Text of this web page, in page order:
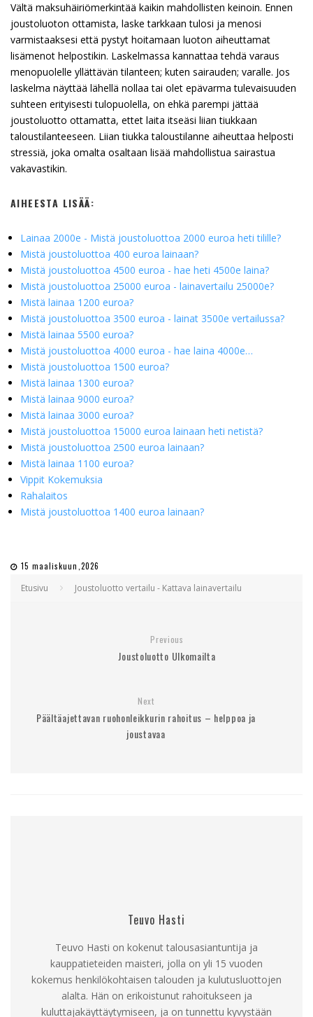
Vältä maksuhäiriömerkintää kaikin mahdollisten keinoin. Ennen
joustoluoton ottamista, laske tarkkaan tulosi ja menosi
varmistaaksesi että pystyt hoitamaan luoton aiheuttamat
lisämenot helpostikin. Laskelmassa kannattaa tehdä varaus
menopuolelle yllättävän tilanteen; kuten sairauden; varalle. Jos
laskelma näyttää lähellä nollaa tai olet epävarma tulevaisuuden
suhteen erityisesti tulopuolella, on ehkä parempi jättää
joustoluotto ottamatta, ettet laita itseäsi liian tiukkaan
taloustilanteeseen. Liian tiukka taloustilanne aiheuttaa helposti
stressiä, joka omalta osaltaan lisää mahdollistua sairastua
vakavastikin.
AIHEESTA LISÄÄ:
Lainaa 2000e - Mistä joustoluottoa 2000 euroa heti tilille?
Mistä joustoluottoa 400 euroa lainaan?
Mistä joustoluottoa 4500 euroa - hae heti 4500e laina?
Mistä joustoluottoa 25000 euroa - lainavertailu 25000e?
Mistä lainaa 1200 euroa?
Mistä joustoluottoa 3500 euroa - lainat 3500e vertailussa?
Mistä lainaa 5500 euroa?
Mistä joustoluottoa 4000 euroa - hae laina 4000e…
Mistä joustoluottoa 1500 euroa?
Mistä lainaa 1300 euroa?
Mistä lainaa 9000 euroa?
Mistä lainaa 3000 euroa?
Mistä joustoluottoa 15000 euroa lainaan heti netistä?
Mistä joustoluottoa 2500 euroa lainaan?
Mistä lainaa 1100 euroa?
Vippit Kokemuksia
Rahalaitos
Mistä joustoluottoa 1400 euroa lainaan?
15 maaliskuun,2026
Etusivu Joustoluotto vertailu - Kattava lainavertailu
Previous
Joustoluotto Ulkomailta
Next
Päältäajettavan ruohonleikkurin rahoitus – helppoa ja
joustavaa
Teuvo Hasti
Teuvo Hasti on kokenut talousasiantuntija ja
kauppatieteiden maisteri, jolla on yli 15 vuoden
kokemus henkilökohtaisen talouden ja kulutusluottojen
alalta. Hän on erikoistunut rahoitukseen ja
kuluttajakäyttäytymiseen, ja on tunnettu kyvystään